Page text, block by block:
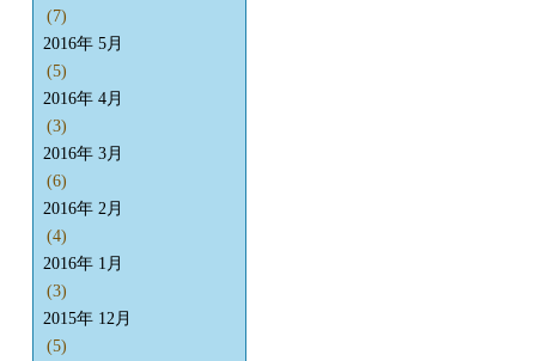
(7)
2016年 5月
(5)
2016年 4月
(3)
2016年 3月
(6)
2016年 2月
(4)
2016年 1月
(3)
2015年 12月
(5)